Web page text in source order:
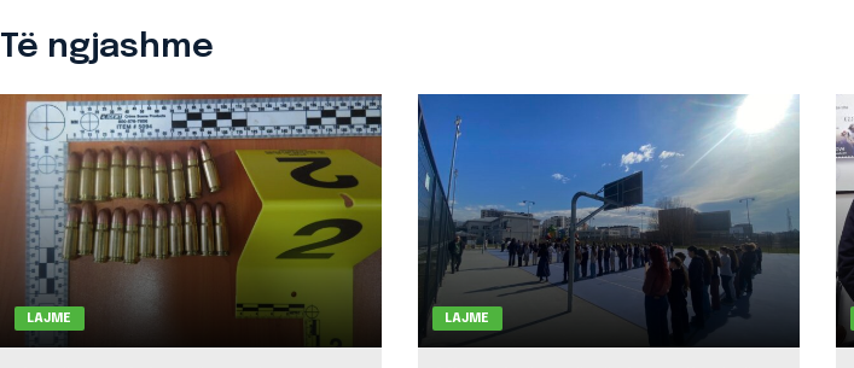
Të ngjashme
LAJME LAJME